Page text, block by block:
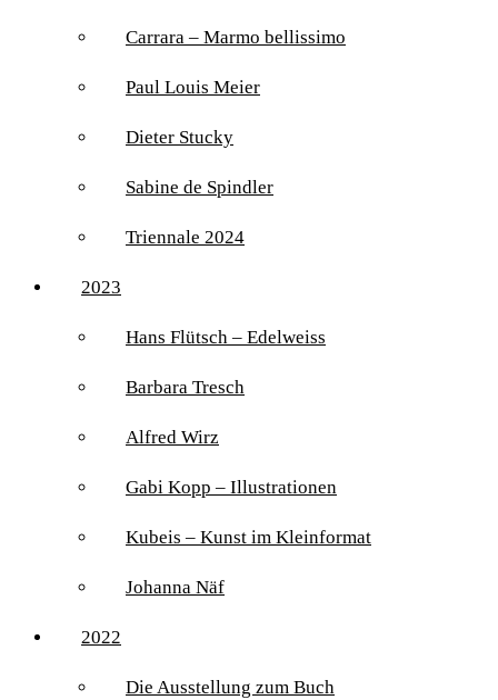
Carrara – Marmo bellissimo
Paul Louis Meier
Dieter Stucky
Sabine de Spindler
Triennale 2024
2023
Hans Flütsch – Edelweiss
Barbara Tresch
Alfred Wirz
Gabi Kopp – Illustrationen
Kubeis – Kunst im Kleinformat
Johanna Näf
2022
Die Ausstellung zum Buch